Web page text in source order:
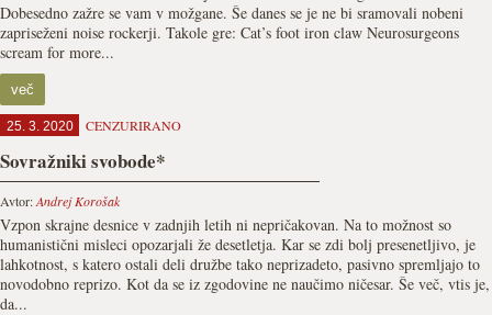
Dobesedno zažre se vam v možgane. Še danes se je ne bi sramovali nobeni
zapriseženi noise rockerji. Takole gre: Cat’s foot iron claw Neurosurgeons
scream for more...
več
25. 3. 2020 CENZURIRANO
Sovražniki svobode*
Avtor:Andrej Korošak
Vzpon skrajne desnice v zadnjih letih ni nepričakovan. Na to možnost so
humanistični misleci opozarjali že desetletja. Kar se zdi bolj presenetljivo, je
lahkotnost, s katero ostali deli družbe tako neprizadeto, pasivno spremljajo to
novodobno reprizo. Kot da se iz zgodovine ne naučimo ničesar. Še več, vtis je,
da...